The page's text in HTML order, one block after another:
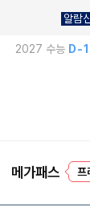
알람
2027 수능 D-
메가패스
프